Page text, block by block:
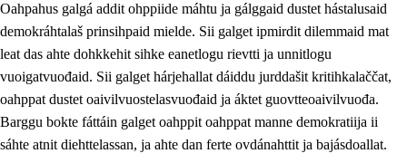
Fágaidrasttideaddji fáttát
2.5 Fágaidrasttideaddji fáttát
2.5.1 Álbmotdearvvašvuohta ja eallimis birget
2.5.2 Demokratiija ja mielborgárvuohta
2.5.3 Guoddevaš ovdáneapmi
Oahpahus galgá addit ohppiide máhtu ja gálggaid dustet hástalusaid
demokráhtalaš prinsihpaid mielde. Sii galget ipmirdit dilemmaid mat
leat das ahte dohkkehit sihke eanetlogu rievtti ja unnitlogu
vuoigatvuođaid. Sii galget hárjehallat dáiddu jurddašit kritihkalaččat,
oahppat dustet oaivilvuostelasvuođaid ja áktet guovtteoaivilvuođa.
Barggu bokte fáttáin galget oahppit oahppat manne demokratiija ii
sáhte atnit diehttelassan, ja ahte dan ferte ovdánahttit ja bajásdoallat.